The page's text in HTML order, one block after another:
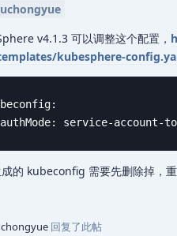
v4.1.3 可以调整这个配置，
kubesphere-
service-account-
成的 kubeconfig 需要先删除掉，
回复了此帖